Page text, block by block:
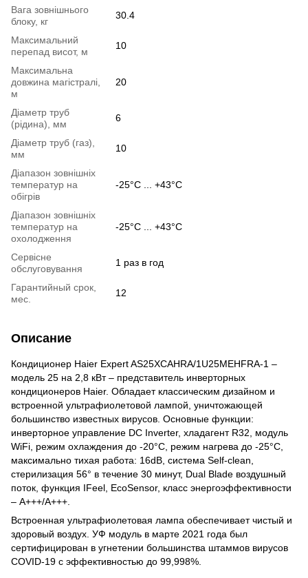
Вага зовнішнього
блоку, кг
30.4
Максимальний
перепад висот, м
10
Максимальна
довжина магістралі,
м
20
Діаметр труб
(рідина), мм
6
Діаметр труб (газ),
мм
10
Діапазон зовнішніх
температур на
обігрів
-25°C ... +43°C
Діапазон зовнішніх
температур на
охолодження
-25°C ... +43°C
Сервісне
обслуговування
1 раз в год
Гарантийный срок,
мес.
12
Описание
Кондиционер Haier Expert AS25XCAHRA/1U25MEHFRA-1 –
модель 25 на 2,8 кВт – представитель инверторных
кондиционеров Haier. Обладает классическим дизайном и
встроенной ультрафиолетовой лампой, уничтожающей
большинство известных вирусов. Основные функции:
инверторное управление DС Inverter, хладагент R32, модуль
WiFi, режим охлаждения до -20°С, режим нагрева до -25°С,
максимально тихая работа: 16dB, система Self-clean,
стерилизация 56° в течение 30 минут, Dual Blade воздушный
поток, функция IFeel, EcoSensor, класс энергоэффективности
– А+++/А+++.
Встроенная ультрафиолетовая лампа обеспечивает чистый и
здоровый воздух. УФ модуль в марте 2021 года был
сертифицирован в угнетении большинства штаммов вирусов
COVID-19 с эффективностью до 99,998%.